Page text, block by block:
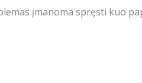
įmanoma spręsti kuo